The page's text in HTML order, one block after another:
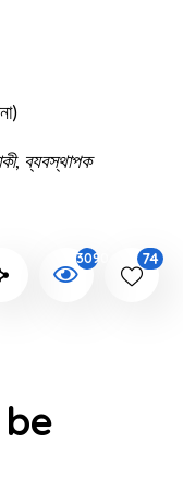
ব্যবস্থাপক
3090 74